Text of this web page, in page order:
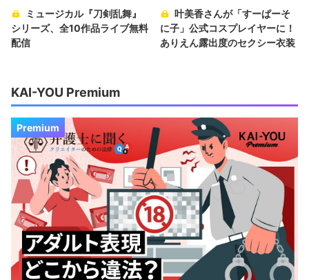
ミュージカル『刀剣乱舞』
シリーズ、全10作品ライブ無料
配信
叶美香さんが「すーぱーそ
に子」公式コスプレイヤーに！
ありえん露出度のセクシー衣装
KAI-YOU Premium
Premium